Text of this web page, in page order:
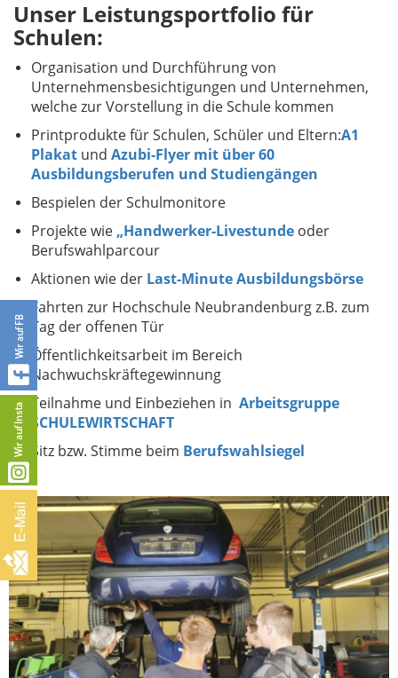
Unser Leistungsportfolio für
Schulen:
Organisation und Durchführung von
Unternehmensbesichtigungen und Unternehmen,
welche zur Vorstellung in die Schule kommen
Printprodukte für Schulen, Schüler und Eltern:A1
Plakat und Azubi-Flyer mit über 60
Ausbildungsberufen und Studiengängen
Bespielen der Schulmonitore
Projekte wie „Handwerker-Livestunde oder
Berufswahlparcour
Aktionen wie der Last-Minute Ausbildungsbörse
Fahrten zur Hochschule Neubrandenburg z.B. zum
Tag der offenen Tür
Öffentlichkeitsarbeit im Bereich
Nachwuchskräftegewinnung
Teilnahme und Einbeziehen in Arbeitsgruppe
SCHULEWIRTSCHAFT
Sitz bzw. Stimme beim Berufswahlsiegel​